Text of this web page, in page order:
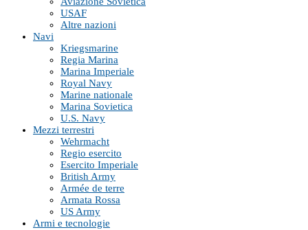
USAF
Altre nazioni
Navi
Kriegsmarine
Regia Marina
Marina Imperiale
Royal Navy
Marine nationale
Marina Sovietica
U.S. Navy
Mezzi terrestri
Wehrmacht
Regio esercito
Esercito Imperiale
British Army
Armée de terre
Armata Rossa
US Army
Armi e tecnologie